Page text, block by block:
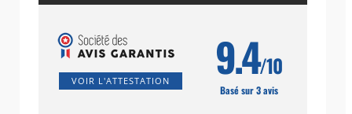
VOIR L'ATTESTATION 9.4/10
Basé sur 3 avis